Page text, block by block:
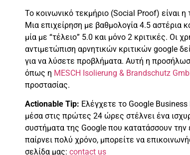
Το κοινωνικό τεκμήριο (Social Proof)
Μια επιχείρηση με βαθμολογία 4.5 αστέρια
μία με “τέλειο” 5.0 και μόνο 2 κριτικές. Οι
αντιμετώπιση αρνητικών κριτικών google
για να λύσετε προβλήματα. Αυτή η
όπως η MESCH Isolierung & Brandschutz
προστασίας.
Actionable Tip: Ελέγχετε το Google
μέσα στις πρώτες 24 ώρες στέλνει ένα
συστήματα της Google που κατατάσσουν την
παίρνει πολύ χρόνο, μπορείτε να
σελίδα μας: contact us